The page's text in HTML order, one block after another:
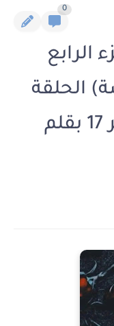
0
الرابع
الحلقة
الخاصة السابعة عشر 17 بقلم